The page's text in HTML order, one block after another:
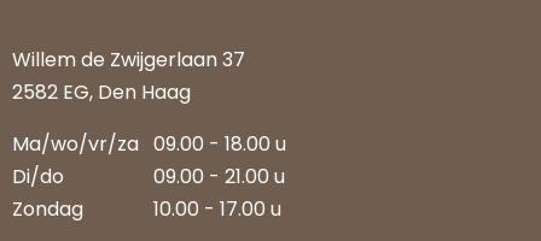
Willem de Zwijgerlaan 37
2582 EG, Den Haag
Ma/wo/vr/za 09.00 - 18.00 u
Di/do
09.00 - 21.00 u
Zondag
10.00 - 17.00 u